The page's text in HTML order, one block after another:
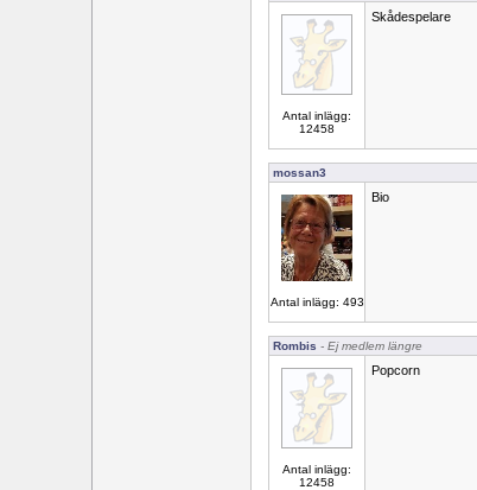
Antal inlägg:
12458
Skådespelare
mossan3
Antal inlägg: 493
Bio
Rombis - Ej medlem längre
Antal inlägg:
12458
Popcorn